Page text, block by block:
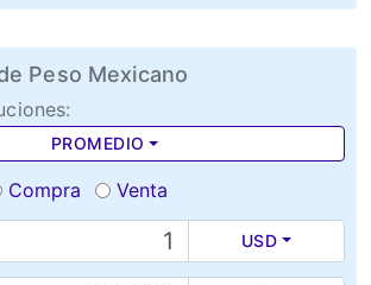
Peso Mexicano
PROMEDIO
Compra Venta
USD